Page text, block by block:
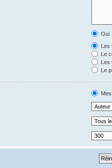
Oui
Les
Le
Les
Le